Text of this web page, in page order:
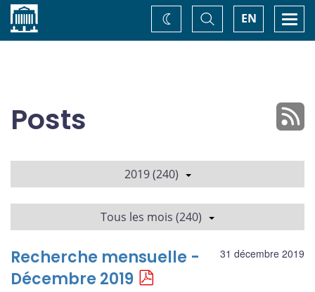
Accueil EN
Basculer
la
recherche
Changez
de
Posts
2019 (240)
Tous les mois (240)
31 décembre 2019
Recherche mensuelle -
Décembre 2019